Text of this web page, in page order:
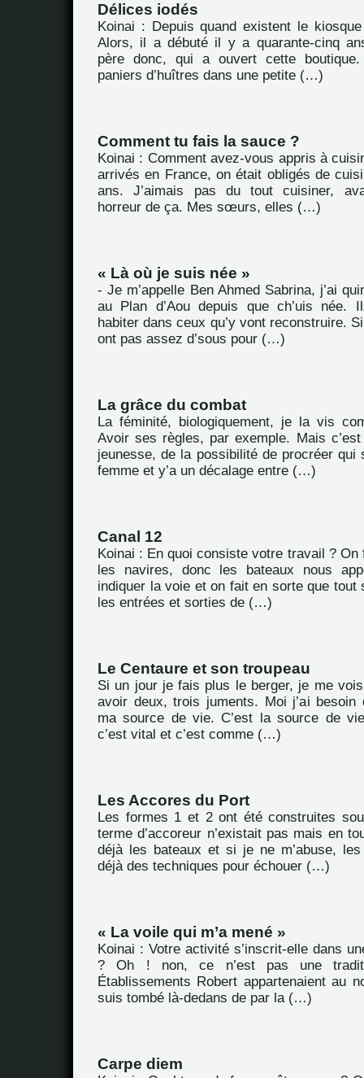
Délices iodés
Koinai : Depuis quand existent le
Alors, il a débuté il y a quarante-cinq
père donc, qui a ouvert cette
paniers d’huîtres dans une petite (…)
Comment tu fais la sauce ?
Koinai : Comment avez-vous appris à
arrivés en France, on était obligés de
ans. J’aimais pas du tout cuisiner,
horreur de ça. Mes sœurs, elles (…)
« Là où je suis née »
- Je m’appelle Ben Ahmed Sabrina, j’ai
au Plan d’Aou depuis que ch’uis née.
habiter dans ceux qu’y vont reconstruire.
ont pas assez d’sous pour (…)
La grâce du combat
La féminité, biologiquement, je la vis
Avoir ses règles, par exemple. Mais
jeunesse, de la possibilité de procréer qui
femme et y’a un décalage entre (…)
Canal 12
Koinai : En quoi consiste votre travail ?
les navires, donc les bateaux nous
indiquer la voie et on fait en sorte que tout
les entrées et sorties de (…)
Le Centaure et son troupeau
Si un jour je fais plus le berger, je me
avoir deux, trois juments. Moi j’ai besoin
ma source de vie. C’est la source de
c’est vital et c’est comme (…)
Les Accores du Port
Les formes 1 et 2 ont été construites
terme d’accoreur n’existait pas mais en
déjà les bateaux et si je ne m’abuse,
déjà des techniques pour échouer (…)
« La voile qui m’a mené »
Koinai : Votre activité s’inscrit-elle dans
? Oh ! non, ce n’est pas une
Établissements Robert appartenaient au
suis tombé là-dedans de par la (…)
Carpe diem